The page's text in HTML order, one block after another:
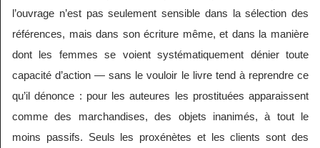
l’ouvrage n’est pas seulement sensible dans la sélection des
références, mais dans son écriture même, et dans la manière
dont les femmes se voient systématiquement dénier toute
capacité d’action — sans le vouloir le livre tend à reprendre ce
qu’il dénonce : pour les auteures les prostituées apparaissent
comme des marchandises, des objets inanimés, à tout le
moins passifs. Seuls les proxénètes et les clients sont des